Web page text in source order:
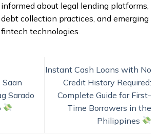
informed about legal lending platforms,
debt collection practices, and emerging
fintech technologies.
Sarado
Instant Cash Loans with No
Credit History Required:
Complete Guide for First-
Time Borrowers in the
Philippines